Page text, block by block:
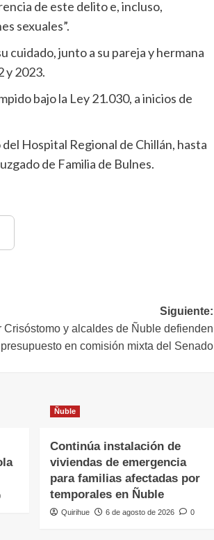
de este delito e, incluso,
sexuales”.
cuidado, junto a su pareja y hermana
y 2023.
bajo la Ley 21.030, a inicios de
Hospital Regional de Chillán, hasta
de Familia de Bulnes.
Siguiente:
Crisóstomo y alcaldes de Ñuble defienden
presupuesto en comisión mixta del Senado
Ñuble
Continúa instalación de
viviendas de emergencia
para familias afectadas por
temporales en Ñuble
Quirihue 6 de agosto de 2026 0